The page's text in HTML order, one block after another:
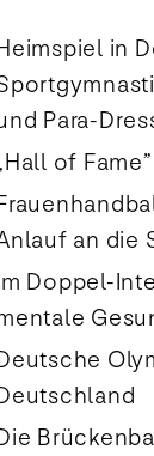
in
Para-
of
an die
Doppel-